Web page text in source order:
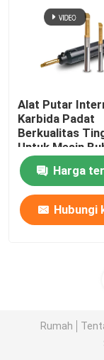
Alat Putar
Karbida Padat
Berkualitas
Untuk Mesin
Harga
Hubungi
Rumah